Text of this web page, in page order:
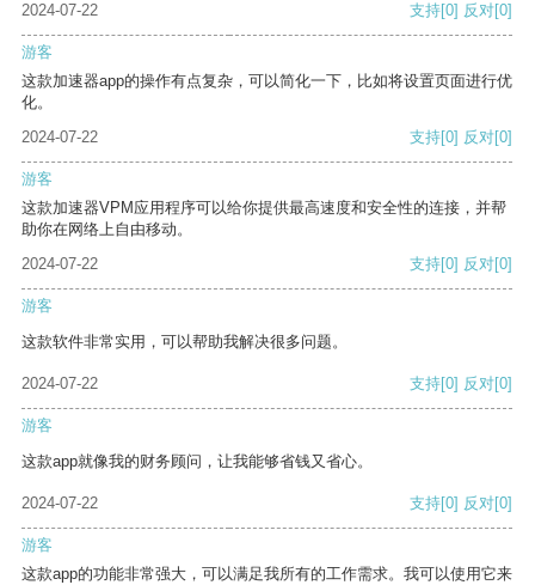
2024-07-22 支持[0] 反对[0]
游客
这款加速器app的操作有点复杂，可以简化一下，比如将设置页面进行优
化。
2024-07-22
支持[0] 反对[0]
游客
这款加速器VPM应用程序可以给你提供最高速度和安全性的连接，并帮
助你在网络上自由移动。
2024-07-22
支持[0] 反对[0]
游客
这款软件非常实用，可以帮助我解决很多问题。
2024-07-22 支持[0] 反对[0]
游客
这款app就像我的财务顾问，让我能够省钱又省心。
2024-07-22 支持[0] 反对[0]
游客
这款app的功能非常强大，可以满足我所有的工作需求。我可以使用它来